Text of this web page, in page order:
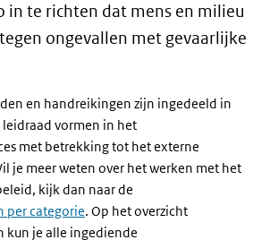
in te richten dat mens en milieu
ongevallen met gevaarlijke
en handreikingen zijn ingedeeld in
vormen in het
met betrekking tot het externe
je meer weten over het werken met het
kijk dan naar de
per categorie. Op het overzicht
je alle ingediende